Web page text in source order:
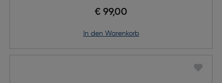
€ 99,00
in den Warenkorb